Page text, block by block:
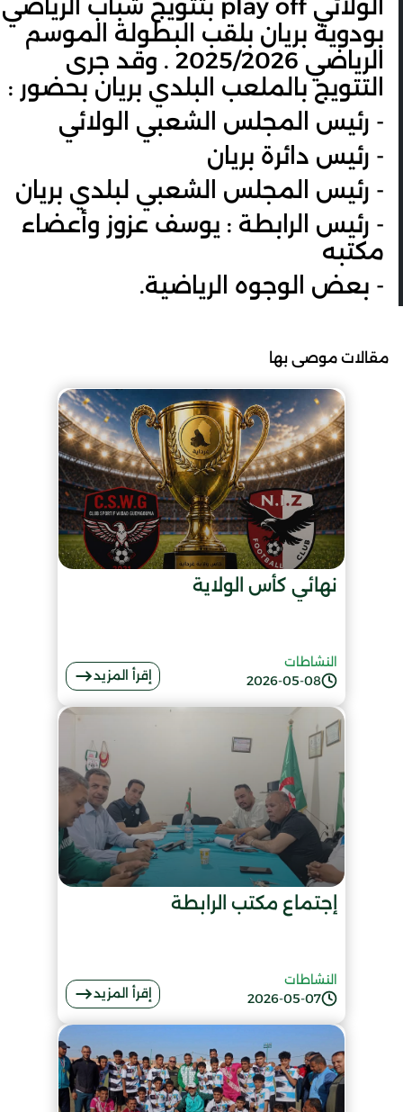
الولائي play off بتتويج شباب الرياضي
بودوية بريان بلقب البطولة الموسم
الرياضي 2025/2026 . وقد جرى
التتويج بالملعب البلدي بريان بحضور :
- رئيس المجلس الشعبي الولائي
- رئيس دائرة بريان
- رئيس المجلس الشعبي لبلدي بريان
- رئيس الرابطة : يوسف عزوز وأعضاء
مكتبه
- بعض الوجوه الرياضية.
مقالات موصى بها
نهائي كأس الولاية
2026-05-08
النشاطات
إقرأ المزيد
إجتماع مكتب الرابطة
2026-05-07
النشاطات
إقرأ المزيد